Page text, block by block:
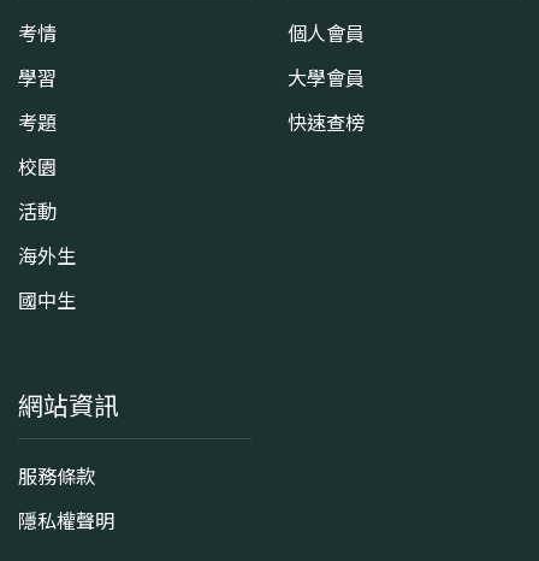
考情
學習
考題
校園
活動
海外生
國中生
個人會員
大學會員
快速查榜
網站資訊
服務條款
隱私權聲明